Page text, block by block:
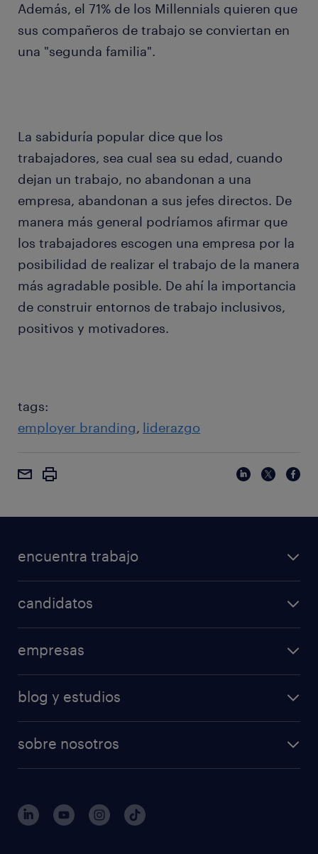
Además, el 71% de los Millennials quieren que
sus compañeros de trabajo se conviertan en
una "segunda familia".
La sabiduría popular dice que los
trabajadores, sea cual sea su edad, cuando
dejan un trabajo, no abandonan a una
empresa, abandonan a sus jefes directos. De
manera más general podríamos afirmar que
los trabajadores escogen una empresa por la
posibilidad de realizar el trabajo de la manera
más agradable posible. De ahí la importancia
de construir entornos de trabajo inclusivos,
positivos y motivadores.
tags:
employer branding liderazgo
encuentra trabajo
candidatos
empresas
blog y estudios
sobre nosotros